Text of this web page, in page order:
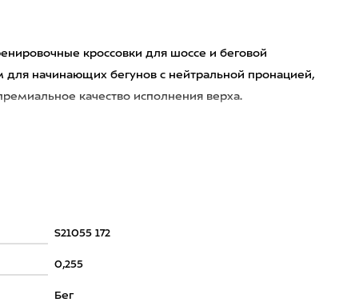
кроссовки для шоссе и беговой
начинающих бегунов с нейтральной пронацией,
качество исполнения верха.
S21055 172
0,255
Бег